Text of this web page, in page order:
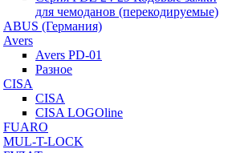
для чемоданов (перекодируемые)
ABUS (Германия)
Avers
Avers PD-01
Разное
CISA
CISA
CISA LOGOline
FUARO
MUL-T-LOCK